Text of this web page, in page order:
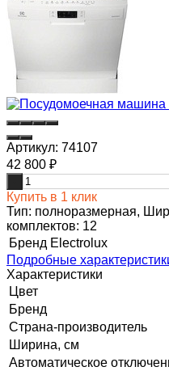
Артикул: 74107
42 800 ₽
Купить в 1 клик
Тип: полноразмерная,
комплектов: 12
Бренд Electrolux
Подробные
Характеристики
Цвет
Бренд
Страна-производитель
Ширина, см
Автоматическое